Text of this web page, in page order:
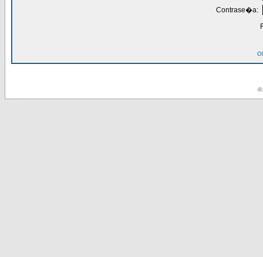
Contrase�a:
©